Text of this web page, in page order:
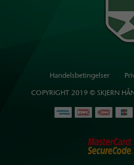
Handelsbetingelser
COPYRIGHT 2019 © SKJERN